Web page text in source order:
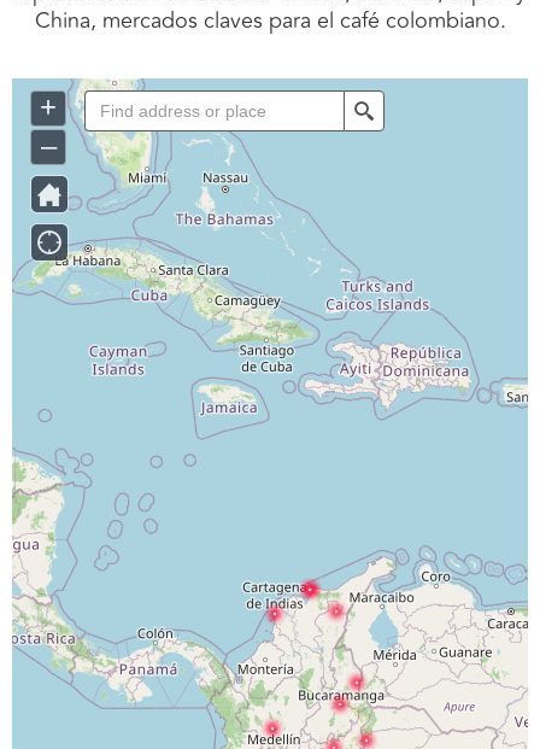
China, mercados claves para el café colombiano.